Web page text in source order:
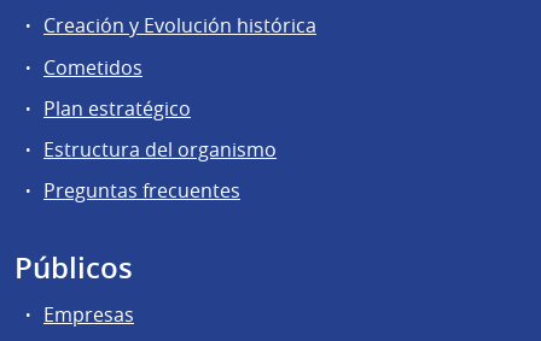
Creación y Evolución histórica
Cometidos
Plan estratégico
Estructura del organismo
Preguntas frecuentes
Públicos
Empresas